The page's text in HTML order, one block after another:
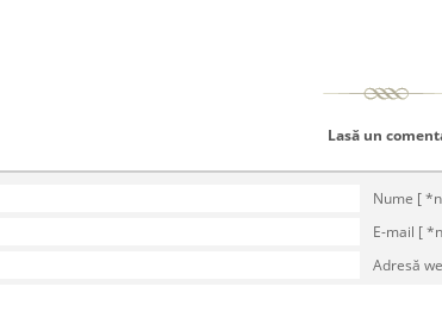
Lasă un
Nume [
E-mail [
Adresă